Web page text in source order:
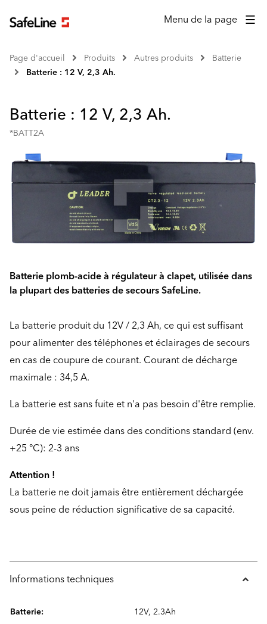
Menu de la page
Page d'accueil Produits Autres produits
Batterie
Batterie : 12 V, 2,3 Ah.
Batterie : 12 V, 2,3 Ah.
*BATT2A
Batterie plomb-acide à régulateur à clapet, utilisée dans
la plupart des batteries de secours SafeLine.
La batterie produit du 12V / 2,3 Ah, ce qui est suffisant
pour alimenter des téléphones et éclairages de secours
en cas de coupure de courant. Courant de décharge
maximale : 34,5 A.
La batterie est sans fuite et n'a pas besoin d'être remplie.
Durée de vie estimée dans des conditions standard (env.
+25 °C): 2-3 ans
Attention !
La batterie ne doit jamais être entièrement déchargée
sous peine de réduction significative de sa capacité.
Informations techniques
Batterie: 12V, 2.3Ah